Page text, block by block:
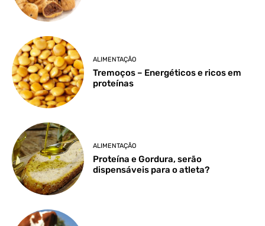
ALIMENTAÇÃO
Tremoços – Energéticos e ricos em
proteínas
ALIMENTAÇÃO
Proteína e Gordura, serão
dispensáveis para o atleta?